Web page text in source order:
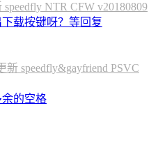
NTR CFW v20180809
载按键呀？等回复
speedfly&gayfriend PSVC
的空格